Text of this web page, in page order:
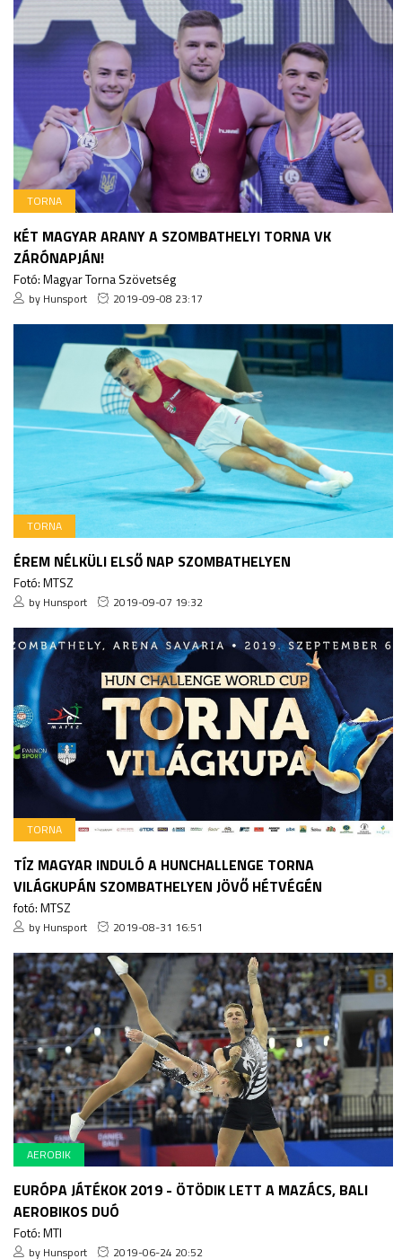
TORNA
KÉT MAGYAR ARANY A SZOMBATHELYI TORNA VK
ZÁRÓNAPJÁN!
Fotó: Magyar Torna Szövetség
by Hunsport 2019-09-08 23:17
TORNA
ÉREM NÉLKÜLI ELSŐ NAP SZOMBATHELYEN
Fotó: MTSZ
by Hunsport 2019-09-07 19:32
TORNA
TÍZ MAGYAR INDULÓ A HUNCHALLENGE TORNA
VILÁGKUPÁN SZOMBATHELYEN JÖVŐ HÉTVÉGÉN
fotó: MTSZ
by Hunsport 2019-08-31 16:51
AEROBIK
EURÓPA JÁTÉKOK 2019 - ÖTÖDIK LETT A MAZÁCS, BALI
AEROBIKOS DUÓ
Fotó: MTI
by Hunsport 2019-06-24 20:52